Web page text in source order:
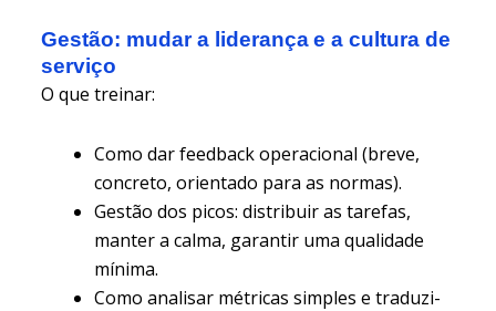
Gestão: mudar a liderança e a cultura de
serviço
O que treinar:
Como dar feedback operacional (breve,
concreto, orientado para as normas).
Gestão dos picos: distribuir as tarefas,
manter a calma, garantir uma qualidade
mínima.
Como analisar métricas simples e traduzi-